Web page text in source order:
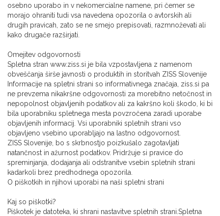
osebno uporabo in v nekomercialne namene, pri čemer se
morajo ohraniti tudi vsa navedena opozorila o avtorskih ali
drugih pravicah, zato se ne smejo prepisovati, razmnoževati ali
kako drugače razširjati.
Omejitev odgovornosti
Spletna stran www.ziss.si je bila vzpostavljena z namenom
obveščanja širše javnosti o produktih in storitvah ZISS Slovenije
Informacije na spletni strani so informativnega značaja, ziss.si pa
ne prevzema nikakršne odgovornosti za morebitno netočnost in
nepopolnost objavljenih podatkov ali za kakršno koli škodo, ki bi
bila uporabniku spletnega mesta povzročena zaradi uporabe
objavljenih informacij. Vsi uporabniki spletnih strani vso
objavljeno vsebino uporabljajo na lastno odgovornost.
ZISS Slovenije, bo s skrbnostjo poizkušalo zagotavljati
natančnost in ažurnost podatkov. Pridržuje si pravice do
spreminjanja, dodajanja ali odstranitve vsebin spletnih strani
kadarkoli brez predhodnega opozorila.
O piškotkih in njihovi uporabi na naši spletni strani
Kaj so piškotki?
Piškotek je datoteka, ki shrani nastavitve spletnih strani.Spletna